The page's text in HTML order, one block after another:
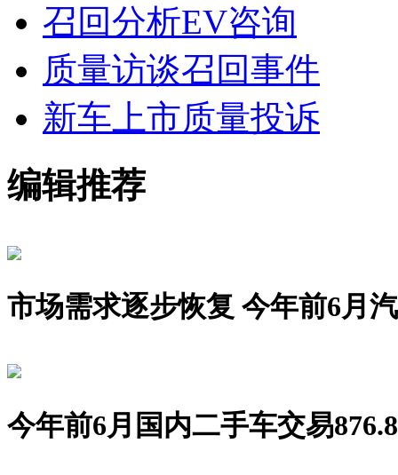
召回分析EV咨询
质量访谈召回事件
新车上市质量投诉
编辑推荐
市场需求逐步恢复 今年前6月
今年前6月国内二手车交易